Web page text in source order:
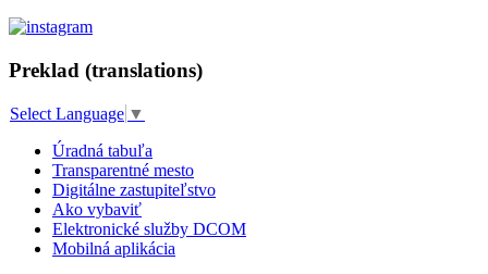
Preklad (translations)
Select Language ▼
Úradná tabuľa
Transparentné mesto
Digitálne zastupiteľstvo
Ako vybaviť
Elektronické služby DCOM
Mobilná aplikácia